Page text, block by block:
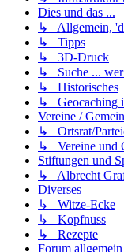
Dies und das ...
↳ Allgemein,
↳ Tipps
↳ 3D-Druck
↳ Suche ... wer
↳ Historisches
↳ Geocaching
Vereine /
↳ Ortsrat/
↳ Vereine und
Stiftungen und
↳ Albrecht Graf
Diverses
↳ Witze-Ecke
↳ Kopfnuss
↳ Rezepte
Forum allgemein